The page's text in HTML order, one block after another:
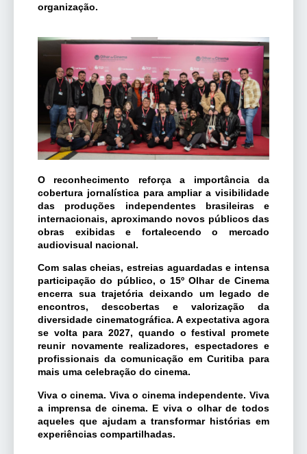
organização.
O reconhecimento reforça a importância da
cobertura jornalística para ampliar a visibilidade
das produções independentes brasileiras e
internacionais, aproximando novos públicos das
obras exibidas e fortalecendo o mercado
audiovisual nacional.
Com salas cheias, estreias aguardadas e intensa
participação do público, o 15º Olhar de Cinema
encerra sua trajetória deixando um legado de
encontros, descobertas e valorização da
diversidade cinematográfica. A expectativa agora
se volta para 2027, quando o festival promete
reunir novamente realizadores, espectadores e
profissionais da comunicação em Curitiba para
mais uma celebração do cinema.
Viva o cinema. Viva o cinema independente. Viva
a imprensa de cinema. E viva o olhar de todos
aqueles que ajudam a transformar histórias em
experiências compartilhadas.